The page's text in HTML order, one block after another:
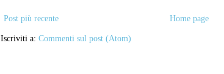
Post più recente Home page
Iscriviti a: Commenti sul post (Atom)